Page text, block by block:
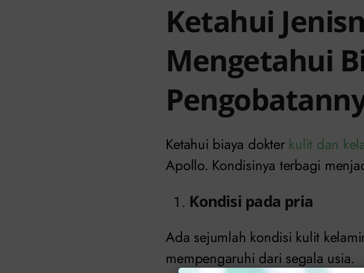
Ketahui
Mengetahui
Ketahui biaya dokter kulit dan
Apollo. Kondisinya terbagi
Kondisi pada pria
Ada sejumlah kondisi kulit
mempengaruhi dari segala usia.